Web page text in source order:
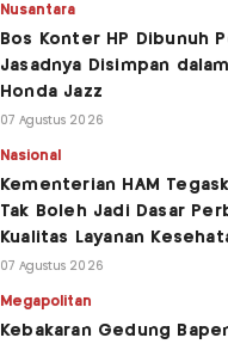
Nusantara
Bos Konter HP Dibunuh
Jasadnya Disimpan
Honda Jazz
07 Agustus 2026
Nasional
Kementerian HAM
Tak Boleh Jadi Dasar
Kualitas Layanan
07 Agustus 2026
Megapolitan
Kebakaran Gedung